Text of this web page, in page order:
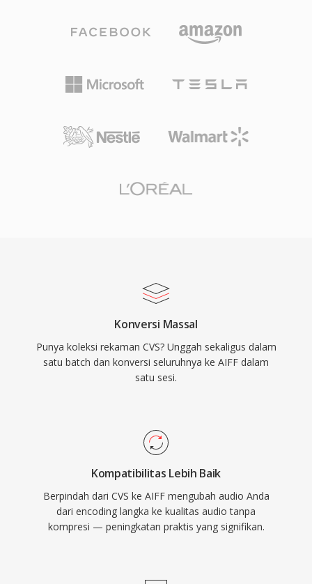
digital awal. Mekanisme kemiringan adaptif
juga mencegah distorsi overload pada sinyal
granular tetap dapat diterima selama bagian
modern telah menggantikan CVS, format ini
tetap memiliki kepentingan historis dan
komunikasi embedded warisan.
metadata seperti marker, definisi instrumen,
macOS sering mengandalkan AIFF karena
menjamin fidelitas bit-perfect melalui setiap
keunggulan signifikan adalah nol generational
Kekuatan lainnya adalah integrasi yang mulus
kedalaman bit hingga 32-bit, mengakomodasi
spesifikasi kualitas CD. Bagi siapa pun yang
mengutamakan integritas lossless di atas
efisiensi penyimpanan, AIFF tetap menjadi
Konversi Massal
Punya koleksi rekaman CVS? Unggah sekaligus dalam
satu batch dan konversi seluruhnya ke AIFF dalam
satu sesi.
Kompatibilitas Lebih Baik
Berpindah dari CVS ke AIFF mengubah audio Anda
dari encoding langka ke kualitas audio tanpa
kompresi — peningkatan praktis yang signifikan.